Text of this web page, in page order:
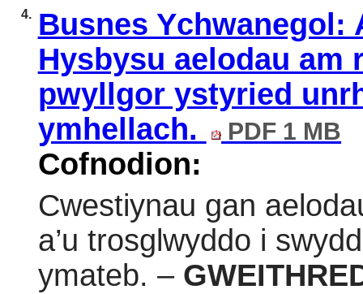
4.
Busnes Ychwanegol:
Hysbysu aelodau
pwyllgor ystyried
ymhellach.
PDF 1 MB
Cofnodion:
Cwestiynau gan
a’u trosglwyddo i
ymateb. –